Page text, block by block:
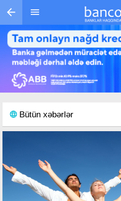
Skip to main content
Bütün xəbərlər